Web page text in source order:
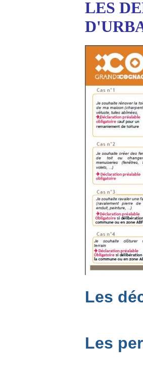
LES
Les
Les